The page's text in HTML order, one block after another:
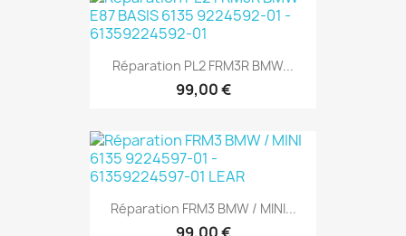
Réparation PL2 FRM3R BMW...
99,00 €
Réparation FRM3 BMW / MINI...